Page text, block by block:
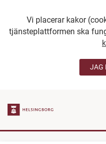
Vi placerar kakor
tjänsteplattformen ska
JAG